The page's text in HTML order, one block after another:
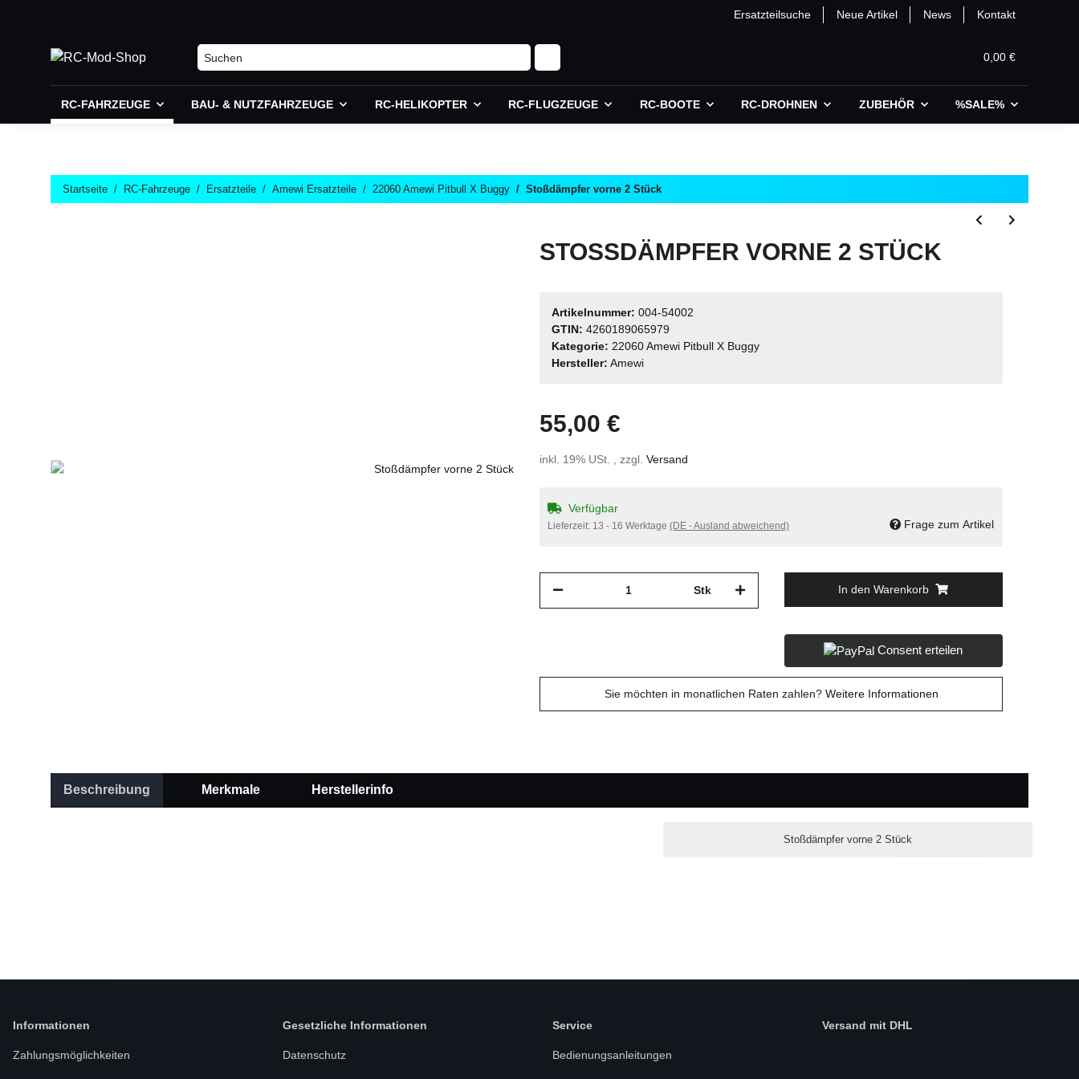
Ersatzteilsuche Neue Artikel News Kontakt
0,00 €
RC-FAHRZEUGE BAU- & NUTZFAHRZEUGE RC-HELIKOPTER RC-FLUGZEUGE RC-BOOTE RC-DROHNEN ZUBEHÖR %SALE%
Startseite RC-Fahrzeuge Ersatzteile Amewi Ersatzteile 22060 Amewi Pitbull X Buggy Stoßdämpfer vorne 2 Stück
STOSSDÄMPFER VORNE 2 STÜCK
Artikelnummer: 004-54002
GTIN: 4260189065979
Kategorie: 22060 Amewi Pitbull X Buggy
Hersteller: Amewi
55,00 €
inkl. 19% USt. , zzgl. Versand
Verfügbar
Lieferzeit: 13 - 16 Werktage (DE - Ausland abweichend) Frage zum Artikel
Stk In den Warenkorb
Consent erteilen
Sie möchten in monatlichen Raten zahlen? Weitere Informationen
Beschreibung Merkmale Herstellerinfo
Stoßdämpfer vorne 2 Stück
Informationen
Zahlungsmöglichkeiten
Gesetzliche Informationen
Datenschutz
Service
Bedienungsanleitungen
Versand mit DHL